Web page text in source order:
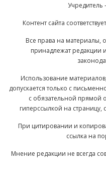
Контент сайта
Все права на материалы,
принадлежат редакции
Использование
допускается только с
с обязательной прямой
гиперссылкой на страницу,
При цитировании и
ссылка на
Мнение редакции не всегда